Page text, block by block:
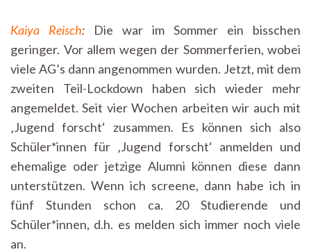
Kaiya Reisch: Die war im Sommer ein bisschen
geringer. Vor allem wegen der Sommerferien, wobei
viele AG’s dann angenommen wurden. Jetzt, mit dem
zweiten Teil-Lockdown haben sich wieder mehr
angemeldet. Seit vier Wochen arbeiten wir auch mit
‚Jugend forscht‘ zusammen. Es können sich also
Schüler*innen für ‚Jugend forscht‘ anmelden und
ehemalige oder jetzige Alumni können diese dann
unterstützen. Wenn ich screene, dann habe ich in
fünf Stunden schon ca. 20 Studierende und
Schüler*innen, d.h. es melden sich immer noch viele
an.